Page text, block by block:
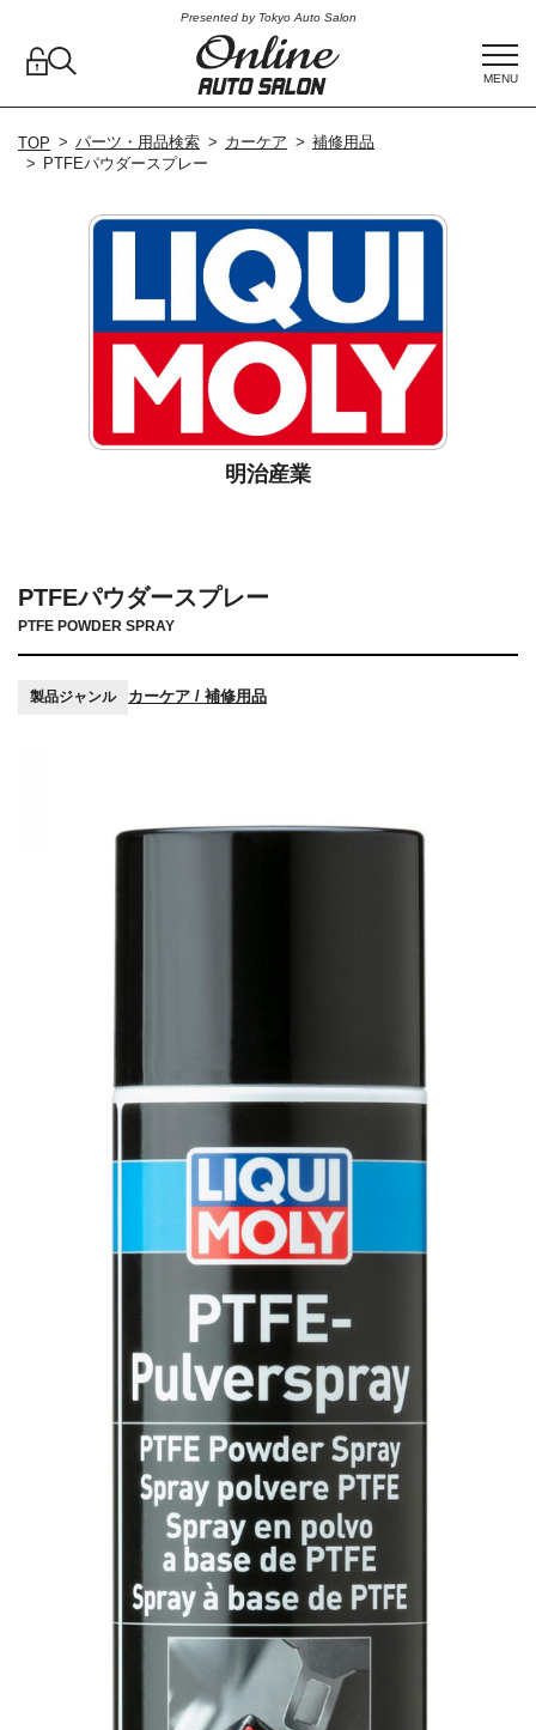
Presented by Tokyo Auto Salon
MENU
TOP パーツ・用品検索 カーケア
補修用品
PTFEパウダースプレー
PTFEパウダースプレー
PTFE POWDER SPRAY
製品ジャンル カーケア / 補修用品
明治産業